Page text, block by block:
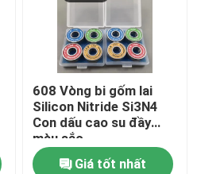
608 Vòng bi gốm lai
Silicon Nitride Si3N4
Con dấu cao su đầy
màu sắc
Giá tốt nhất